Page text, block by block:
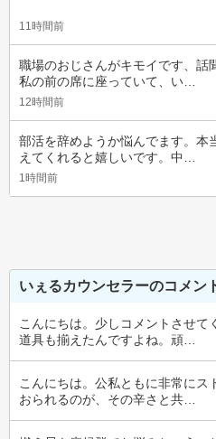
11時間前
職場のおじさんがキモイです、話
私の前の席に座っていて、い…
12時間前
部活を辞めようか悩んでます。本
えてくれると嬉しいです。中…
1時間前
いぇるカウンセラーのコメン
こんにちは。少しコメントさせ
道具も揃えたんですよね。頑…
こんにちは。公私ともに非常にス
おられるのが、その辛さと共…